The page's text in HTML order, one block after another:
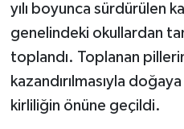
yılı boyunca sürdürülen
genelindeki okullardan
toplandı. Toplanan
kazandırılmasıyla
kirliliğin önüne geçildi.